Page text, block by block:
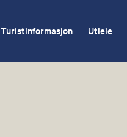
Turistinformasjon Utleie